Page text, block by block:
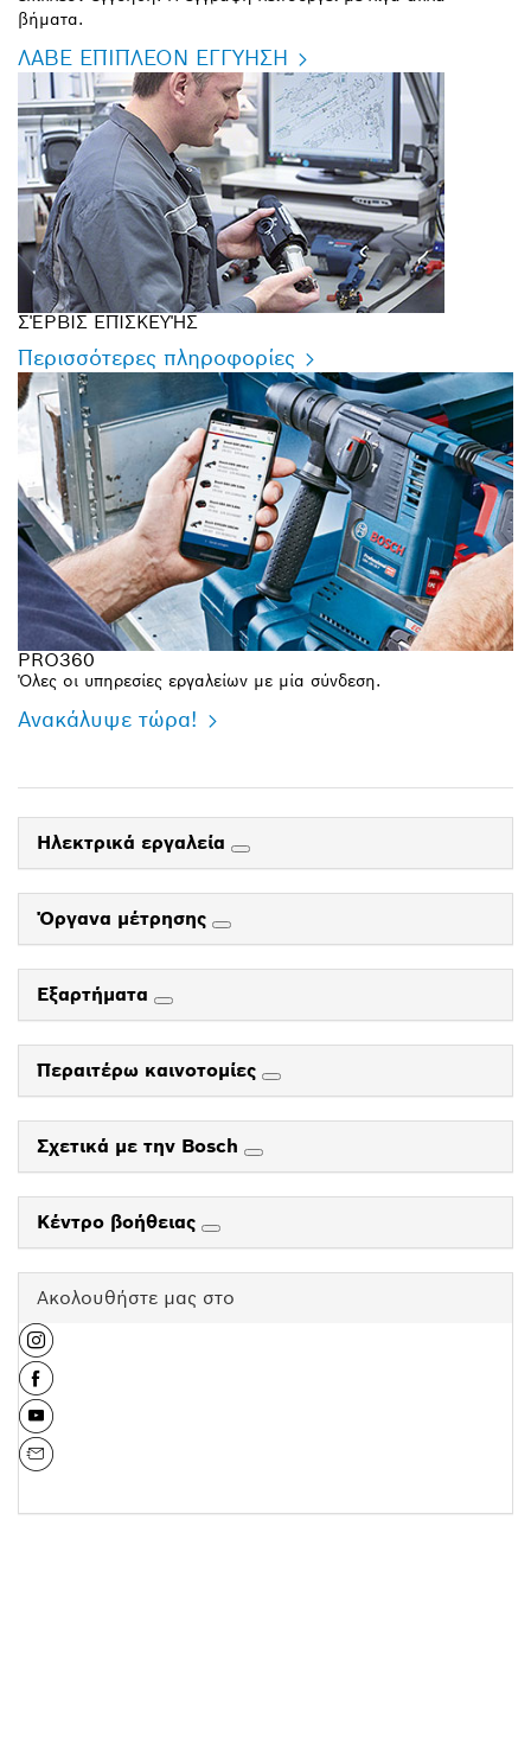
βήματα.
ΛΑΒΕ ΕΠΙΠΛΕΟΝ ΕΓΓΥΗΣΗ
ΣΈΡΒΙΣ ΕΠΙΣΚΕΥΉΣ
Περισσότερες πληροφορίες
PRO360
Όλες οι υπηρεσίες εργαλείων με μία σύνδεση.
Ανακάλυψε τώρα!
Ηλεκτρικά εργαλεία
Όργανα μέτρησης
Εξαρτήματα
Περαιτέρω καινοτομίες
Σχετικά με την Bosch
Κέντρο βοήθειας
Ακολουθήστε μας στο